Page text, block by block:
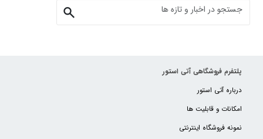
پلتفرم فروشگاهی آتی استور
درباره آتی استور
امکانات و قابلیت ها
نمونه فروشگاه اینترنتی